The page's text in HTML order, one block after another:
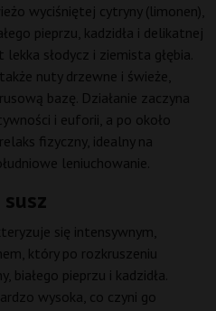
wyciśniętej cytryny (limonen),
pieprzu, kadzidła i delikatnej
słodycz i ziemista głębia.
nuty drzewne i świeże,
bazę. Działanie zaczyna
i euforii, a po około
fizyczny, idealny na
leniuchowanie.
się intensywnym,
który po rozkruszeniu
pieprzu i kadzidła.
wysoka, co czyni go